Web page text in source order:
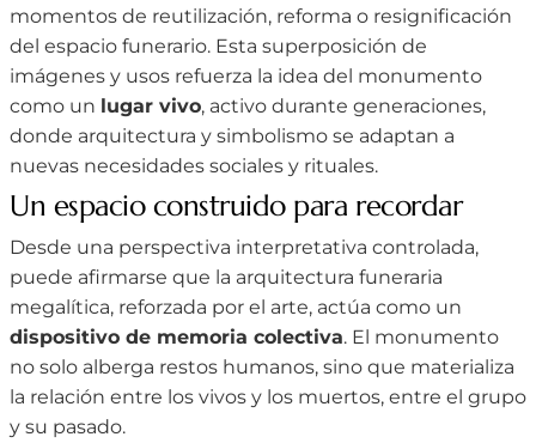
momentos de reutilización, reforma o resignificación
del espacio funerario. Esta superposición de
imágenes y usos refuerza la idea del monumento
como un lugar vivo, activo durante generaciones,
donde arquitectura y simbolismo se adaptan a
nuevas necesidades sociales y rituales.
Un espacio construido para recordar
Desde una perspectiva interpretativa controlada,
puede afirmarse que la arquitectura funeraria
megalítica, reforzada por el arte, actúa como un
dispositivo de memoria colectiva. El monumento
no solo alberga restos humanos, sino que materializa
la relación entre los vivos y los muertos, entre el grupo
y su pasado.